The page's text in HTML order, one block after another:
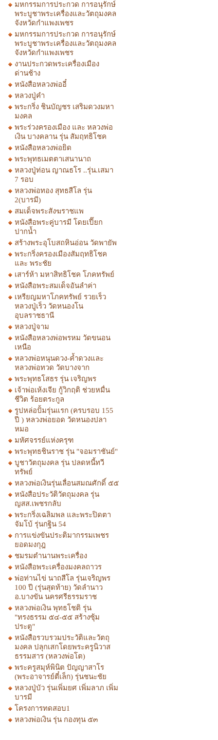
มหกรรมการประกวด การอนุรักษ์
พระบูชาพระเครื่องและวัตถุมงคล
จังหวัดกำแพงเพชร
มหกรรมการประกวด การอนุรักษ์
พระบูชาพระเครื่องและวัตถุมงคล
จังหวัดกำแพงเพชร
งานประกวดพระเครื่องเมือง
ด่านช้าง
หนังสือหลวงพ่ออี๋
หลวงปู่คำ
พระกริ่ง ชินบัญชร เสริมดวงมหา
มงคล
พระร่วงครองเมือง และ หลวงพ่อ
เงิน บางคลาน รุ่น สัมฤทธิโชค
หนังสือหลวงพ่อยิด
พระพุทธเมตตาเสนานาถ
หลวงปู่ท่อน ญาณธโร ..รุ่น.เสมา
7 รอบ
หลวงพ่อทอง สุทธสีโล รุ่น
2(บารมี)
สมเด็จพระสังฆราชแพ
หนังสือพระคู่บารมี โดยเปี๊ยก
ปากน้ำ
สร้างพระอุโบสถหินอ่อน วัดพายัพ
พระกริ่งครองเมืองสัมฤทธิโชค
และ พระชัย
เสาร์ห้า มหาสิทธิโชค โภคทรัพย์
หนังสือพระสมเด็จอันลำค่า
เหรียญมหาโภคทรัพย์ รวยเร็ว
หลวงปู่เร็ว วัดหนองโน
อุบลราชธานี
หลวงปู่จาม
หนังสือหลวงพ่อพรหม วัดขนอน
เหนือ
หลวงพ่อหนุนดวง-ค้ำดวงและ
หลวงพ่อทวด วัดบางจาก
พระพุทธโสธร รุ่น เจริญพร
เจ้าพ่อเห้งเจีย กู้วิกฤติ ช่วยหมื่น
ชีวิต ร้อยตระกูล
รูปหล่อปั้มรุ่นแรก (ครบรอบ 155
ปี ) หลวงพ่อยอด วัดหนองปลา
หมอ
มหัศจรรย์แห่งครุฑ
พระพุทธชินราช รุ่น "จอมราชันย์"
บูชาวัตถุมงคล รุ่น ปลดหนี้ทวี
ทรัพย์
หลวงพ่อเงินรุ่นเลื่อนสมณศักดิ์ ๕๕
หนังสือประวัติวัตถุมงคล รุ่น
ญสส.เพชรกลับ
พระกริ่งเฉลิมพล และพระปิดตา
จัมโบ้ รุ่นกฐิน 54
การแข่งขันประติมากรรมเพชร
ยอดมงกุฎ
ชมรมตำนานพระเครื่อง
หนังสือพระเครื่องมงคลถาวร
พ่อท่านไข่ นาถสีโล รุ่นเจริญพร
100 ปี (รุ่นสุดท้าย) วัดลำนาว
อ.บางขัน นครศรีธรรมราช
หลวงพ่อเงิน พุทธโชติ รุ่น
"ทรงธรรม ๕๔-๕๕ สร้างซุ้ม
ประตู"
หนังสือรวบรวมประวัติและวัตถุ
มงคล ปลุกเสกโดยพระครูนิวาส
ธรรมสาร (หลวงพ่อโต)
พระครูสมุห์พินิต ปัญญาสาโร
(พระอาจารย์ตี๋เล็ก) รุ่นชนะชัย
หลวงปู่บัว รุ่นเพิ่มยศ เพิ่มลาภ เพิ่ม
บารมี
โครงการทดสอบ1
หลวงพ่อเงิน รุ่น กองทุน ๕๓